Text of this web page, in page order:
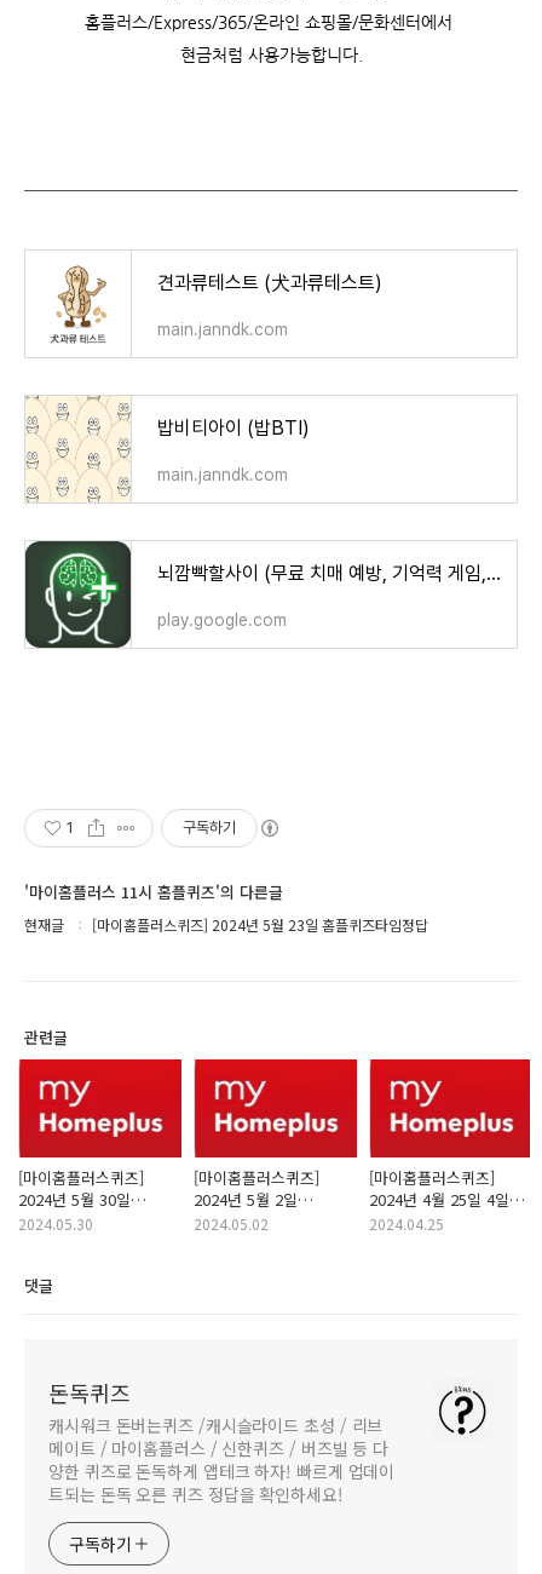
홈플러스/Express/365/온라인 쇼핑몰/문화센터에서
현금처럼 사용가능합니다.
견과류테스트 (犬과류테스트)
main.janndk.com
밥비티아이 (밥BTI)
main.janndk.com
뇌깜빡할사이 (무료 치매 예방, 기억력 게임, 뇌훈련) - Google Play 앱
play.google.com
1 구독하기
'마이홈플러스 11시 홈플퀴즈'의 다른글
현재글 [마이홈플러스퀴즈] 2024년 5월 23일 홈플퀴즈타임정답
관련글
[마이홈플러스퀴즈]
2024년 5월 30일
홈플퀴즈타임정답
2024.05.30
[마이홈플러스퀴즈]
2024년 5월 2일
홈플러스 고기유니버스
2024.05.02
[마이홈플러스퀴즈]
2024년 4월 25일 4일간
진행하는 초저가
2024.04.25
댓글
돈독퀴즈
캐시워크 돈버는퀴즈 /캐시슬라이드 초성 / 리브
메이트 / 마이홈플러스 / 신한퀴즈 / 버즈빌 등 다
양한 퀴즈로 돈독하게 앱테크 하자! 빠르게 업데이
트되는 돈독 오른 퀴즈 정답을 확인하세요!
구독하기